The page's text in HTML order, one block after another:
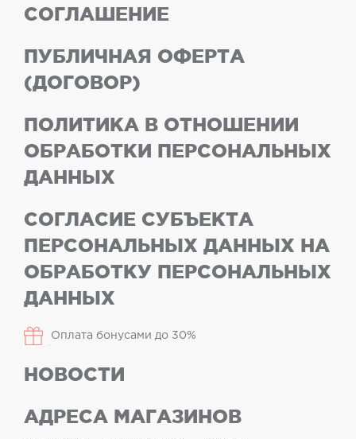
СОГЛАШЕНИЕ
ПУБЛИЧНАЯ ОФЕРТА
(ДОГОВОР)
ПОЛИТИКА В ОТНОШЕНИИ
ОБРАБОТКИ ПЕРСОНАЛЬНЫХ
ДАННЫХ
СОГЛАСИЕ СУБЪЕКТА
ПЕРСОНАЛЬНЫХ ДАННЫХ НА
ОБРАБОТКУ ПЕРСОНАЛЬНЫХ
ДАННЫХ
Оплата бонусами до 30%
НОВОСТИ
АДРЕСА МАГАЗИНОВ